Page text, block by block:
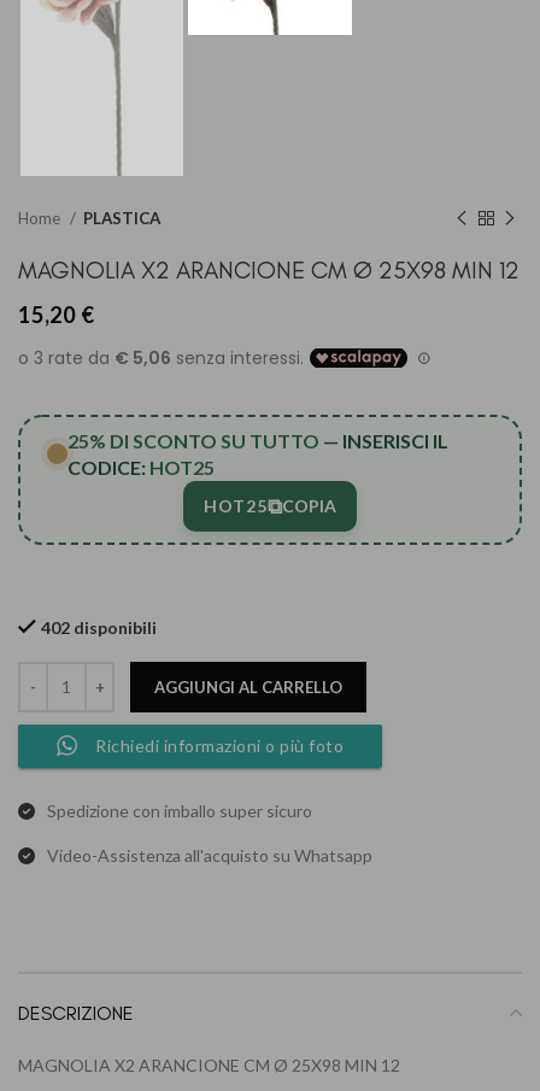
Home PLASTICA
MAGNOLIA X2 ARANCIONE CM Ø 25X98 MIN 12
15,20 €
25% DI SCONTO SU TUTTO — INSERISCI IL
CODICE: HOT25
HOT25⧉COPIA
402 disponibili
AGGIUNGI AL CARRELLO
Richiedi informazioni o più foto
Spedizione con imballo super sicuro
Video-Assistenza all'acquisto su Whatsapp
DESCRIZIONE
MAGNOLIA X2 ARANCIONE CM Ø 25X98 MIN 12